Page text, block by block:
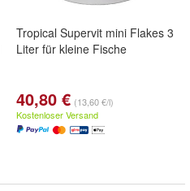
Tropical Supervit mini Flakes 3
Liter für kleine Fische
40,80 € (13,60 €/l)
Kostenloser Versand